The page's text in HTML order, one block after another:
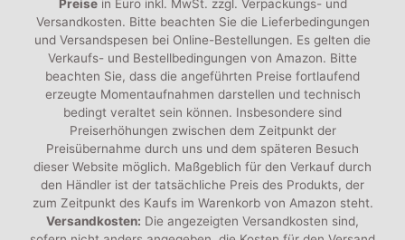
Preisein Euro inkl. MwSt. zzgl. Verpackungs- und
Versandkosten. Bitte beachten Sie die Lieferbedingungen
und Versandspesen bei Online-Bestellungen. Es gelten die
Verkaufs- und Bestellbedingungen von Amazon. Bitte
beachten Sie, dass die angeführten Preise fortlaufend
erzeugte Momentaufnahmen darstellen und technisch
bedingt veraltet sein können. Insbesondere sind
Preiserhöhungen zwischen dem Zeitpunkt der
Preisübernahme durch uns und dem späteren Besuch
dieser Website möglich. Maßgeblich für den Verkauf durch
den Händler ist der tatsächliche Preis des Produkts, der
zum Zeitpunkt des Kaufs im Warenkorb von Amazon steht.
Versandkosten: Die angezeigten Versandkosten sind,